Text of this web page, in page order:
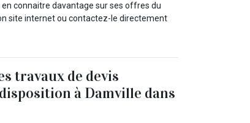
connaitre davantage sur ses offres du
site internet ou contactez-le directement
travaux de devis
à Damville dans